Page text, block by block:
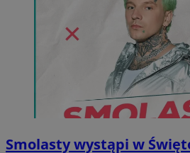
Smolasty wystąpi w